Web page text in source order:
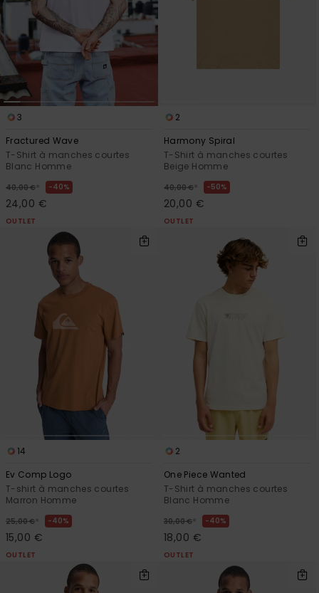
3
Fractured Wave
T-Shirt à manches courtes
Blanc Homme
40,00 € * 40%
24,00 €
OUTLET
2
Harmony Spiral
T-Shirt à manches courtes
Beige Homme
40,00 € * 50%
20,00 €
OUTLET
14
Ev Comp Logo
T-shirt à manches courtes
Marron Homme
25,00 € * 40%
15,00 €
OUTLET
2
One Piece Wanted
T-Shirt à manches courtes
Blanc Homme
30,00 € * 40%
18,00 €
OUTLET